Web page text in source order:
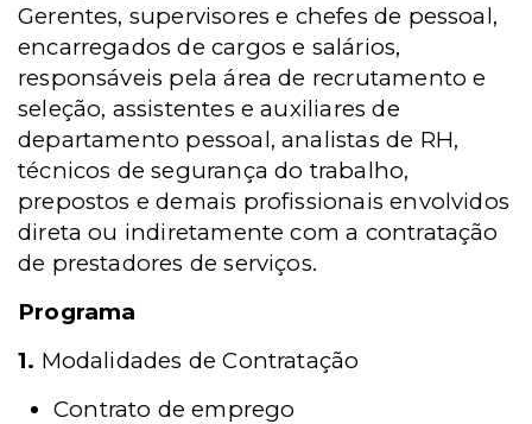
Gerentes, supervisores e chefes de pessoal,
encarregados de cargos e salários,
responsáveis pela área de recrutamento e
seleção, assistentes e auxiliares de
departamento pessoal, analistas de RH,
técnicos de segurança do trabalho,
prepostos e demais profissionais envolvidos
direta ou indiretamente com a contratação
de prestadores de serviços.
Programa
1. Modalidades de Contratação
Contrato de emprego